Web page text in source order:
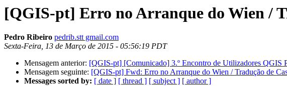
[QGIS-pt] Erro no Arranque do Wien /
Pedro Ribeiro pedrib.stt gmail.com
Sexta-Feira, 13 de Março de 2015 - 05:56:19 PDT
Mensagem anterior: [QGIS-pt] [Comunicado] 3.º Encontro de Utilizadores QGIS
Mensagem seguinte: [QGIS-pt] Fwd: Erro no Arranque do Wien / Tradução de
Messages sorted by: [ date ] [ thread ] [ subject ] [ author ]